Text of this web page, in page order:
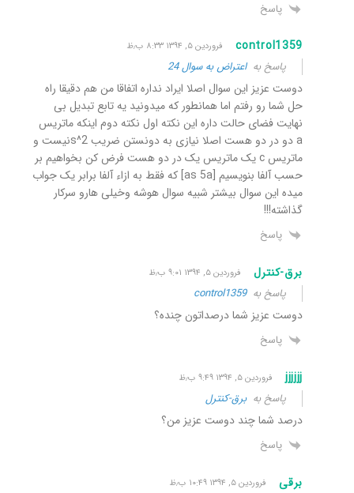
پاسخ
control1359 فروردین ۵, ۱۳۹۴ ۸:۳۳ ب٫ظ
پاسخ بهاعتراض به سوال 24
دوست عزیز این سوال اصلا ایراد نداره اتفاقا من هم دقیقا راه
حل شما رو رفتم اما همانطور که میدونید یه تابع تبدیل بی
نهایت فضای حالت داره این نکته اول نکته دوم اینکه ماتریس
a دو در دو هست اصلا نیازی به دونستن ضریب s^2نیست و
ماتریس c یک ماتریس یک در دو هست فرض کن بخواهیم بر
حسب آلفا بنویسیم [as 5a] که فقط به ازاء آلفا برابر یک جواب
میده این سوال بیشتر شبیه سوال هوشه وخیلی هارو سرکار
گذاشته!!!
پاسخ
برق-کنترل فروردین ۵, ۱۳۹۴ ۹:۰۱ ب٫ظ
پاسخ بهcontrol1359
دوست عزیز شما درصداتون چنده؟
پاسخ
jjjjjj فروردین ۵, ۱۳۹۴ ۹:۴۹ ب٫ظ
پاسخ بهبرق-کنترل
درصد شما چند دوست عزیز من؟
پاسخ
برقی فروردین ۵, ۱۳۹۴ ۱۰:۴۹ ب٫ظ